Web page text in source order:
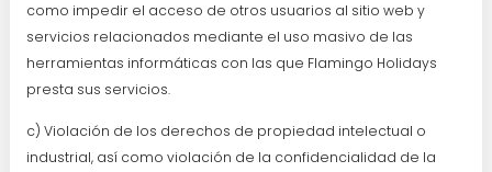
como impedir el acceso de otros usuarios al sitio web y
servicios relacionados mediante el uso masivo de las
herramientas informáticas con las que Flamingo Holidays
presta sus servicios.
c) Violación de los derechos de propiedad intelectual o
industrial, así como violación de la confidencialidad de la